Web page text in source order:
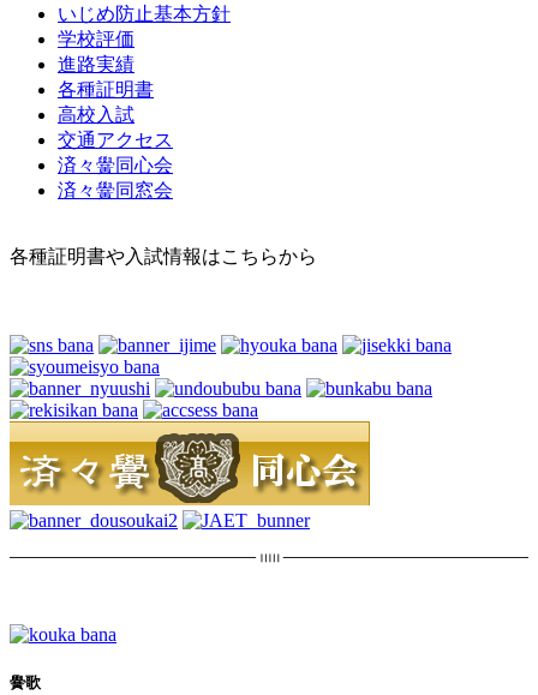
いじめ防止基本方針
学校評価
進路実績
各種証明書
高校入試
交通アクセス
済々黌同心会
済々黌同窓会
各種証明書や入試情報はこちらから
黌歌